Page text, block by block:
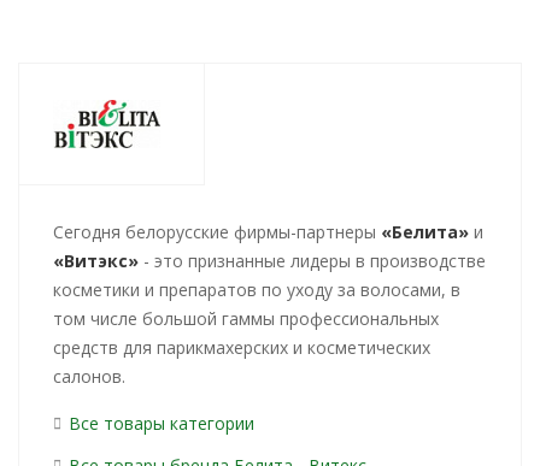
Cегодня белорусские фирмы-партнеры «Белита» и
«Витэкс» - это признанные лидеры в производстве
косметики и препаратов по уходу за волосами, в
том числе большой гаммы профессиональных
средств для парикмахерских и косметических
салонов.
Все товары категории